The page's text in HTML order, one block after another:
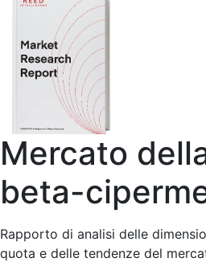
Mercato
beta-
Rapporto di analisi delle
quota e delle tendenze del